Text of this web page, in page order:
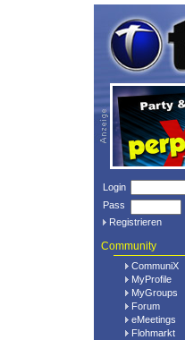
Login
Pass
Registrieren
Community
CommuniX
MyProfile
MyGroups
Forum
eMeetings
Flohmarkt